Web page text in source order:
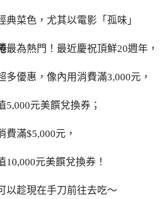
典菜色，尤其以電影「孤味」
最為熱門！最近慶祝頂鮮20週年，
多優惠，像內用消費滿3,000元，
5,000元美饌兌換券；
費滿$5,000元，
10,000元美饌兌換券！
以趁現在手刀前往去吃～